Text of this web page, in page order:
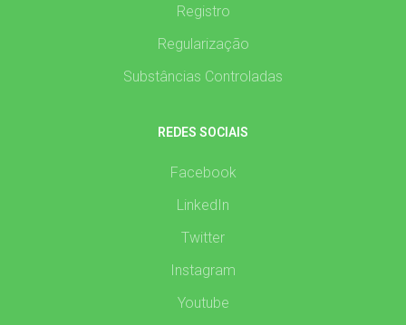
Registro
Regularização
Substâncias Controladas
REDES SOCIAIS
Facebook
LinkedIn
Twitter
Instagram
Youtube